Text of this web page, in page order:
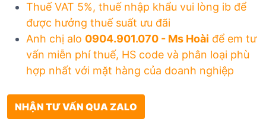
Thuế VAT 5%, thuế nhập khẩu vui lòng ib để
được hưởng thuế suất ưu đãi
Anh chị alo 0904.901.070 - Ms Hoài để em tư
vấn miễn phí thuế, HS code và phân loại phù
hợp nhất với mặt hàng của doanh nghiệp
NHẬN TƯ VẤN QUA ZALO